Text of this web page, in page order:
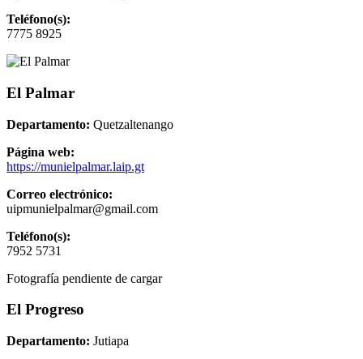
Teléfono(s):
7775 8925
El Palmar
Departamento: Quetzaltenango
Página web:
https://munielpalmar.laip.gt
Correo electrónico:
uipmunielpalmar@gmail.com
Teléfono(s):
7952 5731
Fotografía pendiente de cargar
El Progreso
Departamento: Jutiapa